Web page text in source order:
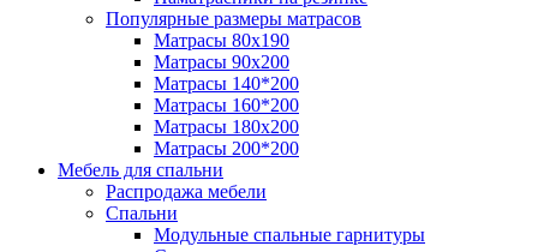
Популярные размеры матрасов
Матрасы 80x190
Матрасы 90x200
Матрасы 140*200
Матрасы 160*200
Матрасы 180x200
Матрасы 200*200
Мебель для спальни
Распродажа мебели
Спальни
Модульные спальные гарнитуры